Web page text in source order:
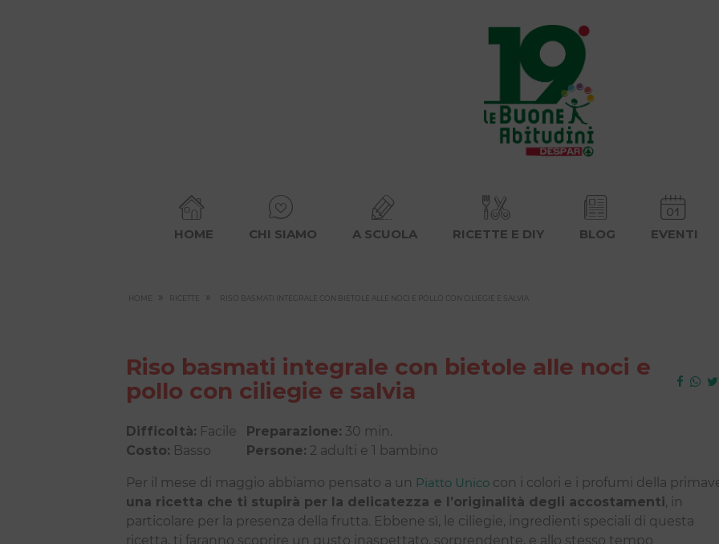
HOME CHI SIAMO A SCUOLA RICETTE E DIY BLOG EVENTI
HOME » RICETTE » RISO BASMATI INTEGRALE CON BIETOLE ALLE NOCI E POLLO CON CILIEGIE E SALVIA
Riso basmati integrale con bietole alle noci e
pollo con ciliegie e salvia
Difficoltà: Facile Preparazione: 30 min.
Costo: Basso Persone: 2 adulti e 1 bambino
Per il mese di maggio abbiamo pensato a un Piatto Unico con i colori e i profumi della
una ricetta che ti stupirà per la delicatezza e l’originalità degli accostamenti, in
particolare per la presenza della frutta. Ebbene sì, le ciliegie, ingredienti speciali di questa
ricetta, ti faranno scoprire un gusto inaspettato, sorprendente, e allo stesso tempo